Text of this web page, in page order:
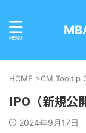
HOME >CM Tooltip
IPO（新規公
2024年9月17日